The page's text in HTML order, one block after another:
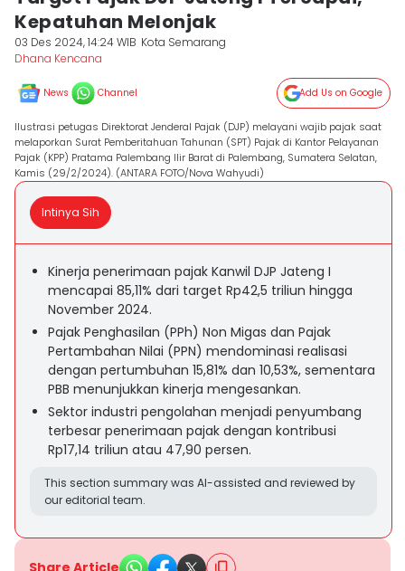
Kepatuhan Melonjak
03 Des 2024, 14:24 WIB Kota Semarang
Dhana Kencana
News Channel Add Us on Google
Ilustrasi petugas Direktorat Jenderal Pajak (DJP) melayani wajib pajak saat
melaporkan Surat Pemberitahuan Tahunan (SPT) Pajak di Kantor Pelayanan
Pajak (KPP) Pratama Palembang Ilir Barat di Palembang, Sumatera Selatan,
Kamis (29/2/2024). (ANTARA FOTO/Nova Wahyudi)
Intinya Sih
Kinerja penerimaan pajak Kanwil DJP Jateng I
mencapai 85,11% dari target Rp42,5 triliun hingga
November 2024.
Pajak Penghasilan (PPh) Non Migas dan Pajak
Pertambahan Nilai (PPN) mendominasi realisasi
dengan pertumbuhan 15,81% dan 10,53%, sementara
PBB menunjukkan kinerja mengesankan.
Sektor industri pengolahan menjadi penyumbang
terbesar penerimaan pajak dengan kontribusi
Rp17,14 triliun atau 47,90 persen.
This section summary was AI-assisted and reviewed by
our editorial team.
Share Article